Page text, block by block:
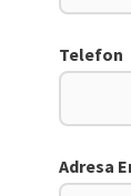
Telefon
Adresa